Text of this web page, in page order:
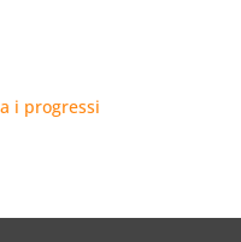
i progressi